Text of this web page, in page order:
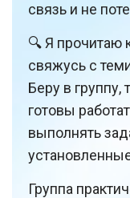
связь и не
🔍 Я прочитаю
свяжусь с
Беру в группу,
готовы
выполнять
Группа